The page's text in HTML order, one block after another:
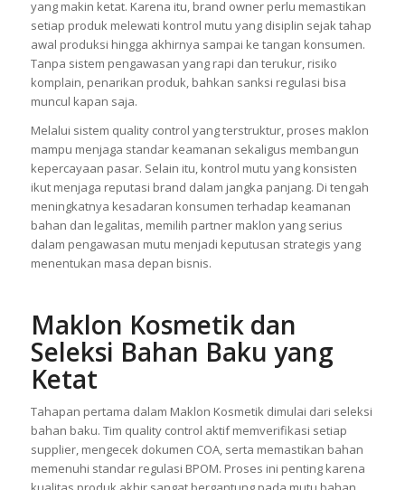
yang makin ketat. Karena itu, brand owner perlu memastikan
setiap produk melewati kontrol mutu yang disiplin sejak tahap
awal produksi hingga akhirnya sampai ke tangan konsumen.
Tanpa sistem pengawasan yang rapi dan terukur, risiko
komplain, penarikan produk, bahkan sanksi regulasi bisa
muncul kapan saja.
Melalui sistem quality control yang terstruktur, proses maklon
mampu menjaga standar keamanan sekaligus membangun
kepercayaan pasar. Selain itu, kontrol mutu yang konsisten
ikut menjaga reputasi brand dalam jangka panjang. Di tengah
meningkatnya kesadaran konsumen terhadap keamanan
bahan dan legalitas, memilih partner maklon yang serius
dalam pengawasan mutu menjadi keputusan strategis yang
menentukan masa depan bisnis.
Maklon Kosmetik dan
Seleksi Bahan Baku yang
Ketat
Tahapan pertama dalam Maklon Kosmetik dimulai dari seleksi
bahan baku. Tim quality control aktif memverifikasi setiap
supplier, mengecek dokumen COA, serta memastikan bahan
memenuhi standar regulasi BPOM. Proses ini penting karena